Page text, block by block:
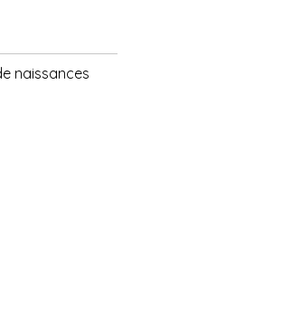
naissances